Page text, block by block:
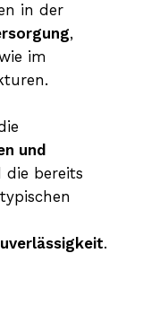
in der
,
im
und
die bereits
.